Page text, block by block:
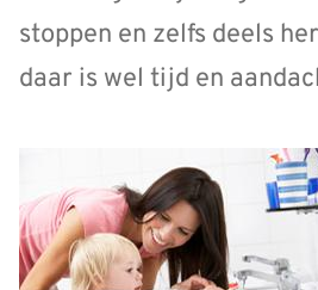
stoppen en zelfs deels
daar is wel tijd en